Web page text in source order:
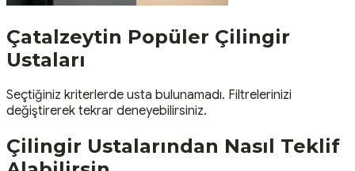
Çatalzeytin Popüler Çilingir
Ustaları
Seçtiğiniz kriterlerde usta bulunamadı. Filtrelerinizi
değiştirerek tekrar deneyebilirsiniz.
Çilingir Ustalarından Nasıl Teklif